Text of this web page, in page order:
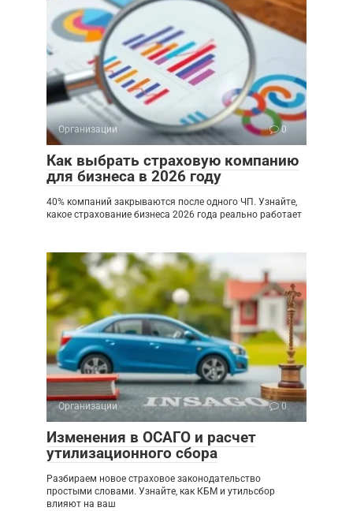
Организации 0
Как выбрать страховую компанию
для бизнеса в 2026 году
40% компаний закрываются после одного ЧП. Узнайте,
какое страхование бизнеса 2026 года реально работает
Организации 0
Изменения в ОСАГО и расчет
утилизационного сбора
Разбираем новое страховое законодательство
простыми словами. Узнайте, как КБМ и утильсбор
влияют на ваш